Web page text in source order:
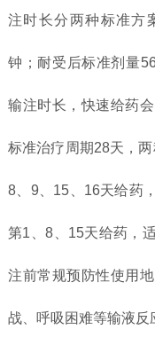
注时长分两种标准方
钟；耐受后标准剂量
输注时长，快速给药
标准治疗周期28天，
8、9、15、16天给药
第1、8、15天给药，
注前常规预防性使用
战、呼吸困难等输液反